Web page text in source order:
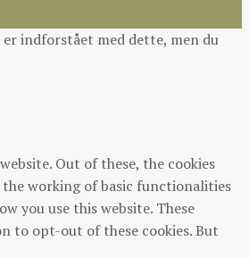
indforstået med dette, men du
Out of these, the cookies
the working of basic functionalities
you use this website. These
to opt-out of these cookies. But